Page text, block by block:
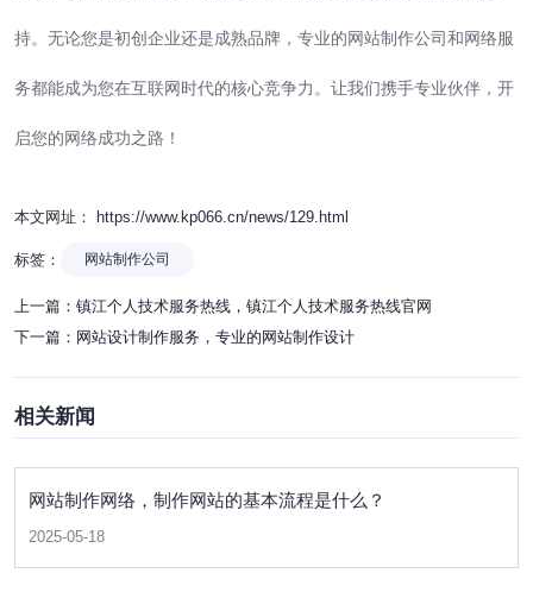
持。无论您是初创企业还是成熟品牌，专业的网站制作公司和网络服
务都能成为您在互联网时代的核心竞争力。让我们携手专业伙伴，开
启您的网络成功之路！
本文网址： https://www.kp066.cn/news/129.html
标签： 网站制作公司
上一篇： 镇江个人技术服务热线，镇江个人技术服务热线官网
下一篇： 网站设计制作服务，专业的网站制作设计
相关新闻
网站制作网络，制作网站的基本流程是什么？
2025-05-18